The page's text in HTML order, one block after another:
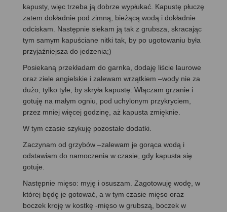
kapusty, więc trzeba ją dobrze wypłukać. Kapustę płuczę
zatem dokładnie pod zimną, bieżącą wodą i dokładnie
odciskam. Następnie siekam ją tak z grubsza, skracając
tym samym kapuściane nitki tak, by po ugotowaniu była
przyjaźniejsza do jedzenia;)
Posiekaną przekładam do garnka, dodaję liście laurowe
oraz ziele angielskie i zalewam wrzątkiem –wody nie za
dużo, tylko tyle, by skryła kapustę. Włączam grzanie i
gotuję na małym ogniu, pod uchylonym przykryciem,
przez mniej więcej godzinę, aż kapusta zmięknie.
W tym czasie szykuję pozostałe dodatki.
Zaczynam od grzybów –zalewam je gorąca wodą i
odstawiam do namoczenia w czasie, gdy kapusta się
gotuje.
Następnie mięso: myję i osuszam. Zagotowuję wodę, w
której będę je gotować, a w tym czasie mięso oraz
boczek kroję w kostkę -mięso w grubszą, boczek w